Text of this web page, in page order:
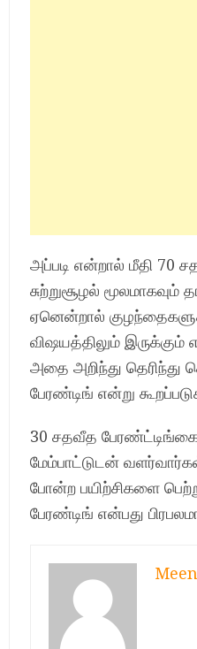
அப்படி என்றால் மீதி
சுற்றுசூழல்
ஏனென்றால்
விஷயத்திலும்
அதை அறிந்து
பேரண்டிங் என்று
30 சதவீத
மேம்பாட்டுடன்
போன்ற பயிற்சிகளை
பேரண்டிங் என்பது